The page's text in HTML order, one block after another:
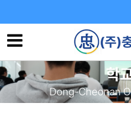
학
Dong-Cheonan